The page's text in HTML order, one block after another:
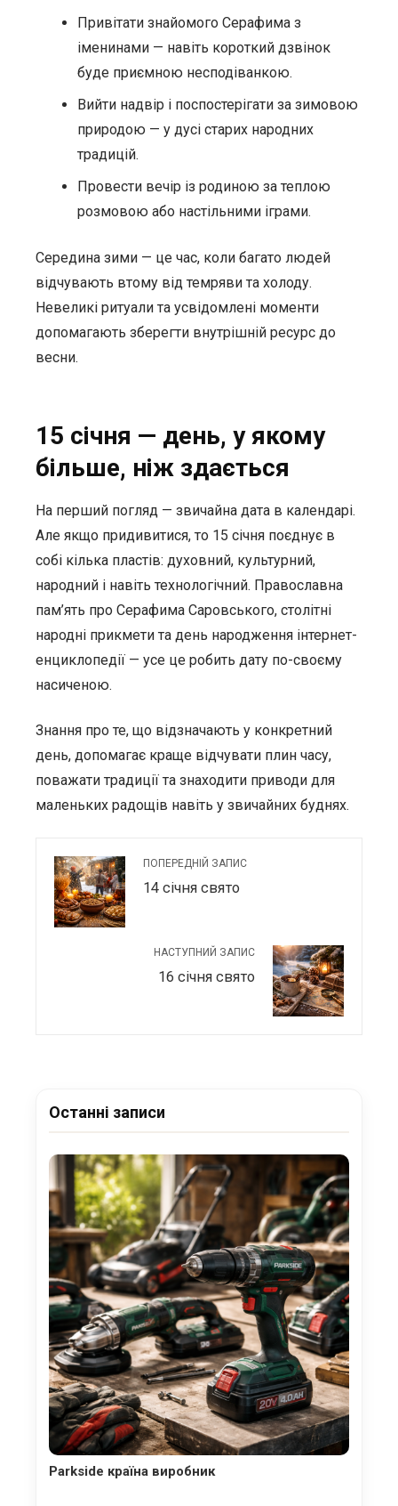
Привітати знайомого Серафима з
іменинами — навіть короткий дзвінок
буде приємною несподіванкою.
Вийти надвір і поспостерігати за зимовою
природою — у дусі старих народних
традицій.
Провести вечір із родиною за теплою
розмовою або настільними іграми.
Середина зими — це час, коли багато людей
відчувають втому від темряви та холоду.
Невеликі ритуали та усвідомлені моменти
допомагають зберегти внутрішній ресурс до
весни.
15 січня — день, у якому
більше, ніж здається
На перший погляд — звичайна дата в календарі.
Але якщо придивитися, то 15 січня поєднує в
собі кілька пластів: духовний, культурний,
народний і навіть технологічний. Православна
пам’ять про Серафима Саровського, столітні
народні прикмети та день народження інтернет-
енциклопедії — усе це робить дату по-своєму
насиченою.
Знання про те, що відзначають у конкретний
день, допомагає краще відчувати плин часу,
поважати традиції та знаходити приводи для
маленьких радощів навіть у звичайних буднях.
ПОПЕРЕДНІЙ ЗАПИС
14 січня свято
НАСТУПНИЙ ЗАПИС
16 січня свято
Останні записи
Parkside країна виробник